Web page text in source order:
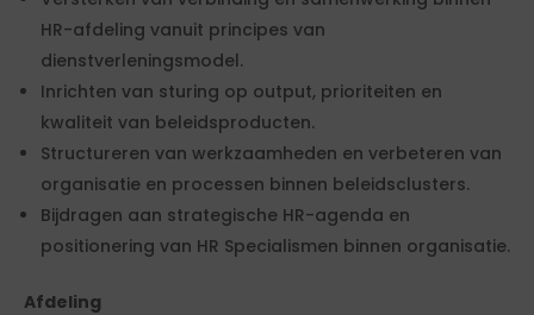
HR-afdeling vanuit principes van
dienstverleningsmodel.
Inrichten van sturing op output, prioriteiten en
kwaliteit van beleidsproducten.
Structureren van werkzaamheden en verbeteren van
organisatie en processen binnen beleidsclusters.
Bijdragen aan strategische HR-agenda en
positionering van HR Specialismen binnen organisatie.
Afdeling